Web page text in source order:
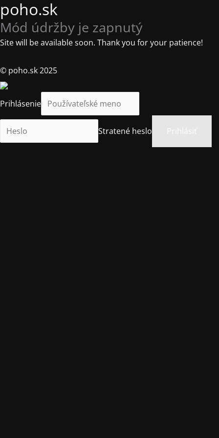
poho.sk
Mód údržby je zapnutý
Site will be available soon. Thank you for your patience!
© poho.sk 2025
Prihlásenie
Stratené heslo